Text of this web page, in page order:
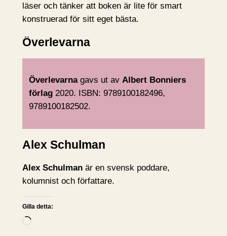
läser och tänker att boken är lite för smart
konstruerad för sitt eget bästa.
Överlevarna
Överlevarnagavs ut avAlbert Bonniers
förlag 2020. ISBN: 9789100182496,
9789100182502.
Alex Schulman
Alex Schulmanär en svensk poddare,
kolumnist och författare.
Gilla detta:
L